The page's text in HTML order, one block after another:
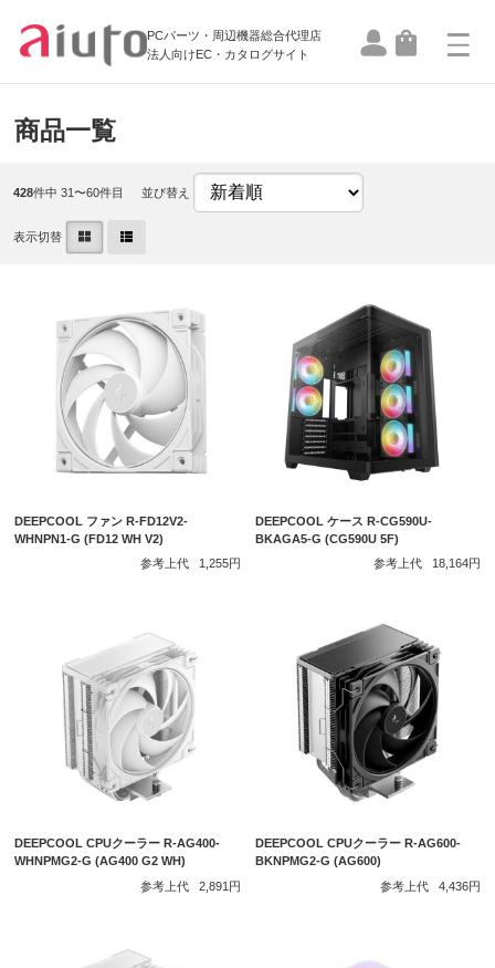
PCパーツ・周辺機器総合代理店
法人向けEC・カタログサイト
商品一覧
428件中 31〜60件目 並び替え
表示切替
DEEPCOOL ファン R-FD12V2-
WHNPN1-G (FD12 WH V2)
参考上代
1,255円
DEEPCOOL ケース R-CG590U-
BKAGA5-G (CG590U 5F)
参考上代
18,164円
DEEPCOOL CPUクーラー R-AG400-
WHNPMG2-G (AG400 G2 WH)
参考上代
2,891円
DEEPCOOL CPUクーラー R-AG600-
BKNPMG2-G (AG600)
参考上代
4,436円